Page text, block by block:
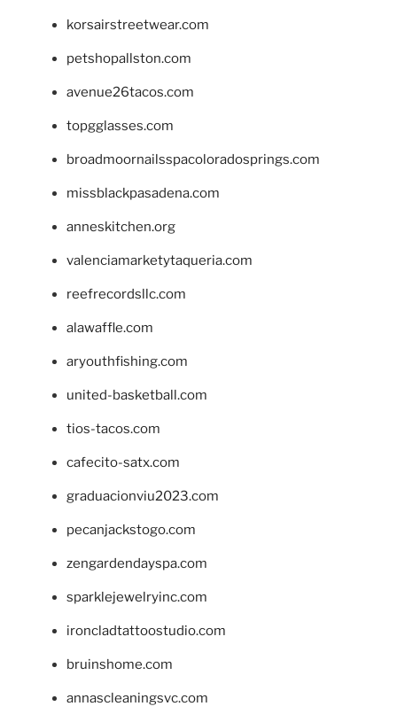
korsairstreetwear.com
petshopallston.com
avenue26tacos.com
topgglasses.com
broadmoornailsspacoloradosprings.com
missblackpasadena.com
anneskitchen.org
valenciamarketytaqueria.com
reefrecordsllc.com
alawaffle.com
aryouthfishing.com
united-basketball.com
tios-tacos.com
cafecito-satx.com
graduacionviu2023.com
pecanjackstogo.com
zengardendayspa.com
sparklejewelryinc.com
ironcladtattoostudio.com
bruinshome.com
annascleaningsvc.com